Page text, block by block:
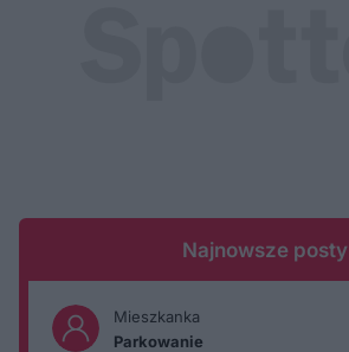
Najnowsze posty
Mieszkanka
Parkowanie